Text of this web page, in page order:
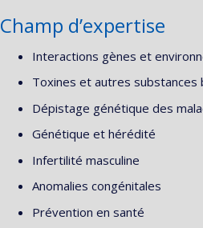
Champ d’expertise
Interactions gènes et
Toxines et autres substances
Dépistage génétique des
Génétique et hérédité
Infertilité masculine
Anomalies congénitales
Prévention en santé